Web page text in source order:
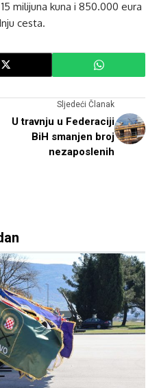
milijuna kuna i 850.000 eura
cesta.
Sljedeći Članak
U travnju u Federaciji
BiH smanjen broj
nezaposlenih